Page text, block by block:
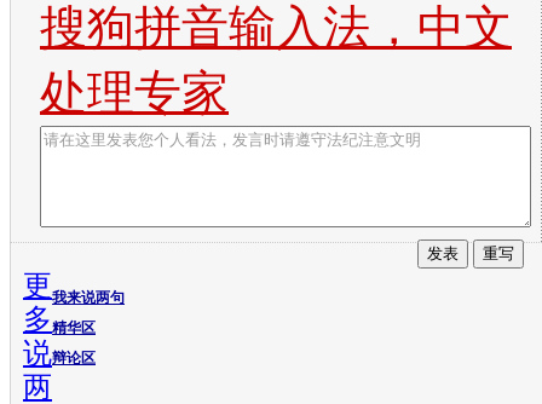
搜狗拼音输入法，中文
处理专家
我来说两句
精华区
辩论区
更
多
说
两